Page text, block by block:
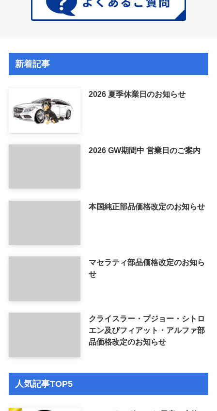
新着記事
2026 夏季休業日のお知らせ
2026 GW期間中 営業日のご案内
本国純正部品価格改定のお知らせ
マセラティ部品価格改定のお知ら
せ
クライスラー・プジョー・シトロ
エン及びフィアット・アルファ部
品価格改定のお知らせ
人気記事TOP5